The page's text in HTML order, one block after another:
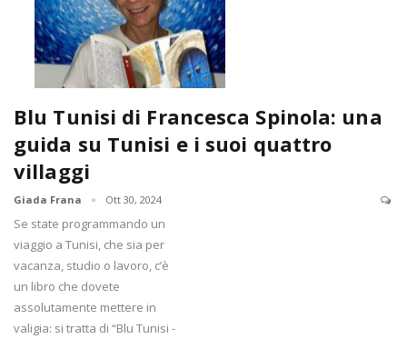
Blu Tunisi di Francesca Spinola: una
guida su Tunisi e i suoi quattro
villaggi
Giada Frana Ott 30, 2024
Se state programmando un
viaggio a Tunisi, che sia per
vacanza, studio o lavoro, c’è
un libro che dovete
assolutamente mettere in
valigia: si tratta di “Blu Tunisi -